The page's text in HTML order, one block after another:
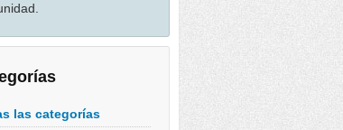
las categorías